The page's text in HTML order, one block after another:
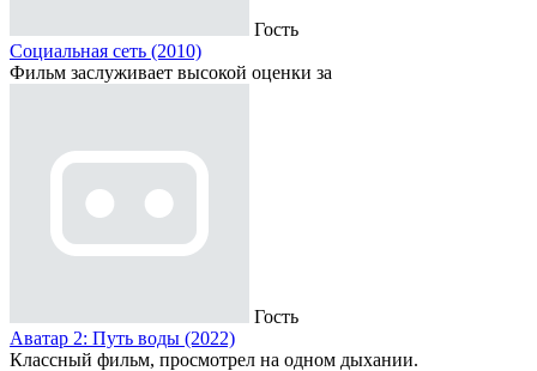
Гость
Социальная сеть (2010)
Фильм заслуживает высокой оценки за
Гость
Аватар 2: Путь воды (2022)
Классный фильм, просмотрел на одном дыхании.